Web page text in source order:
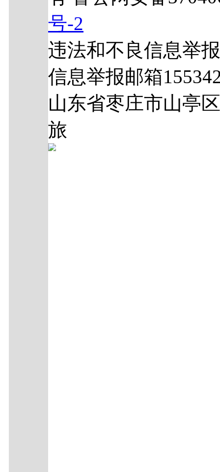
号-2
违法和不良信息举
信息举报邮箱
山东省枣庄市山亭
旅